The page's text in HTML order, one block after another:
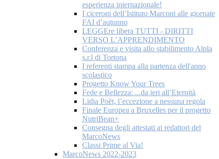
esperienza internazionale!
I ciceroni dell’Istituto Marconi alle giornate
FAI d’autunno
LEGGEre libera TUTTI - DIRITTI
VERSO L’APPRENDIMENTO
Conferenza e visita allo stabilimento Alpla
s.r.l di Tortona
I referenti stampa alla partenza dell'anno
scolastico
Progetto Know Your Trees
Fede e Bellezza: ...da ieri all’Eternità
Lidia Poët, l’eccezione a nessuna regola
Finale Europea a Bruxelles per il progetto
NutriBean+
Consegna degli attestati ai redattori del
MarcoNews
Classi Prime al Via!
MarcoNews 2022-2023